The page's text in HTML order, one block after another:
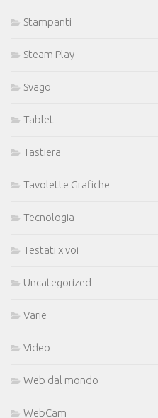
Stampanti
Steam Play
Svago
Tablet
Tastiera
Tavolette Grafiche
Tecnologia
Testati x voi
Uncategorized
Varie
Video
Web dal mondo
WebCam